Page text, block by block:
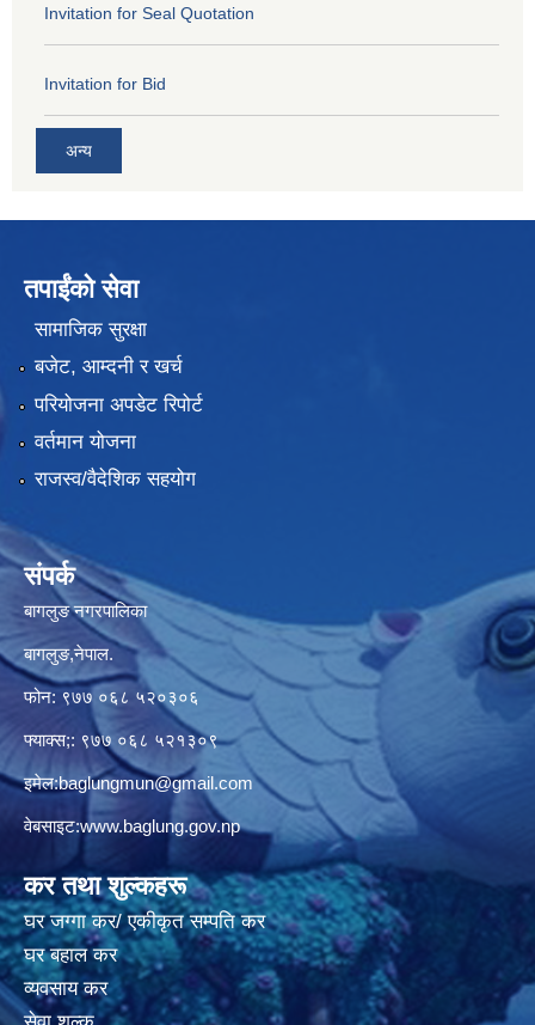
Invitation for Seal Quotation
Invitation for Bid
अन्य
तपाईंको सेवा
सामाजिक सुरक्षा
बजेट, आम्दनी र खर्च
परियोजना अपडेट रिपोर्ट
वर्तमान योजना
राजस्व/वैदेशिक सहयोग
संपर्क
बागलुङ नगरपालिका
बागलुङ,नेपाल.
फोन: ९७७ ०६८ ५२०३०६
फ्याक्स;: ९७७ ०६८ ५२१३०९
इमेल:baglungmun@gmail.com
वेबसाइट:www.baglung.gov.np
कर तथा शुल्कहरू
घर जग्गा कर/ एकीकृत सम्पति कर
घर बहाल कर
व्यवसाय कर